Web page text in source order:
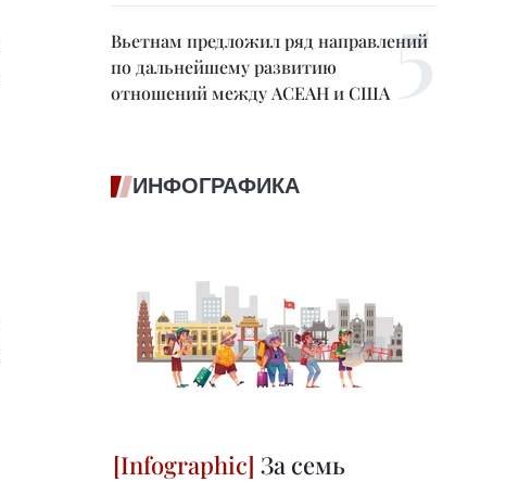
Вьетнам предложил ряд направлений
по дальнейшему развитию
отношений между АСЕАН и США
ИНФОГРАФИКА
За семь